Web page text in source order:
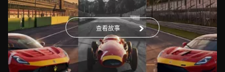
查看故事